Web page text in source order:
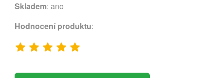
Skladem: ano
Hodnocení produktu: